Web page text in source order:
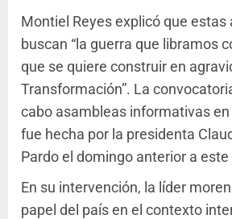
Montiel Reyes explicó que estas
buscan “la guerra que libramos
que se quiere construir en
Transformación”. La
cabo asambleas informativas
fue hecha por la presidenta
Pardo el domingo anterior a este
En su intervención, la líder
papel del país en el contexto